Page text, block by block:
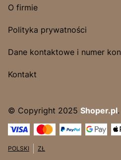
O firmie
Polityka prywatności
Dane kontaktowe i numer
Kontakt
© Copyright 2025 Shoper.pl
POLSKI ZŁ